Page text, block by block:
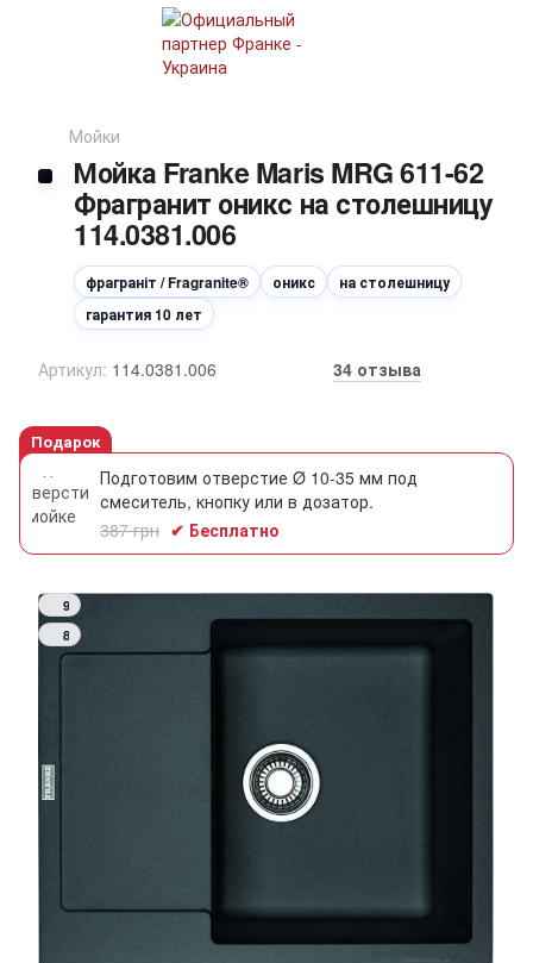
Мойки
Мойка Franke Maris MRG 611-62
Фрагранит оникс на столешницу
114.0381.006
фраграніт / Fragranite® оникс
на столешницу
гарантия 10 лет
Артикул: 114.0381.006 34 отзыва
Подарок
Подготовим отверстие Ø 10-35 мм под
смеситель, кнопку или в дозатор.
387 грн ✔ Бесплатно
9
8